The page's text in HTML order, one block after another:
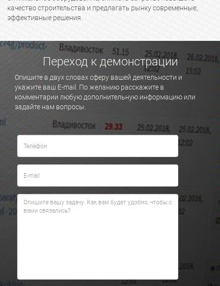
качество строительства и предлагать рынку современные,
эффективные решения.
Переход к демонстрации
Опишите в двух словах сферу вашей деятельности и
укажите ваш E-mail. По желанию расскажите в
комментарии любую дополнительную информацию или
задайте нам вопросы.